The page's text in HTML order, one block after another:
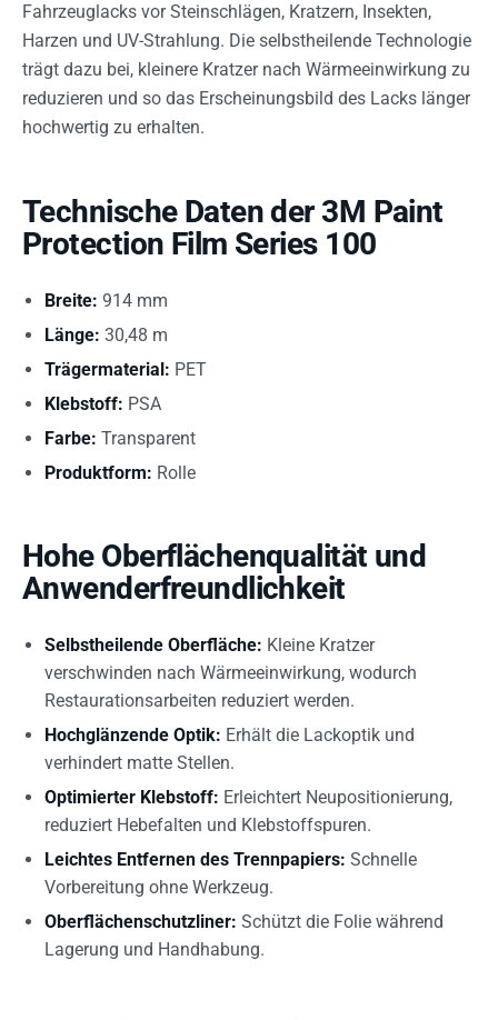
Fahrzeuglacks vor Steinschlägen, Kratzern, Insekten,
Harzen und UV-Strahlung. Die selbstheilende Technologie
trägt dazu bei, kleinere Kratzer nach Wärmeeinwirkung zu
reduzieren und so das Erscheinungsbild des Lacks länger
hochwertig zu erhalten.
Technische Daten der 3M Paint
Protection Film Series 100
Breite: 914 mm
Länge: 30,48 m
Trägermaterial: PET
Klebstoff: PSA
Farbe: Transparent
Produktform: Rolle
Hohe Oberflächenqualität und
Anwenderfreundlichkeit
Selbstheilende Oberfläche: Kleine Kratzer
verschwinden nach Wärmeeinwirkung, wodurch
Restaurationsarbeiten reduziert werden.
Hochglänzende Optik: Erhält die Lackoptik und
verhindert matte Stellen.
Optimierter Klebstoff: Erleichtert Neupositionierung,
reduziert Hebefalten und Klebstoffspuren.
Leichtes Entfernen des Trennpapiers: Schnelle
Vorbereitung ohne Werkzeug.
Oberflächenschutzliner: Schützt die Folie während
Lagerung und Handhabung.